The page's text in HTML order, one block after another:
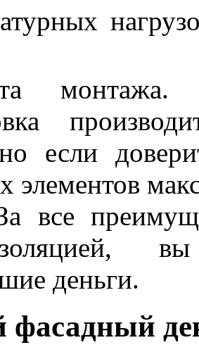
монтажа.
если
элементов
все
деньги.
фасадный